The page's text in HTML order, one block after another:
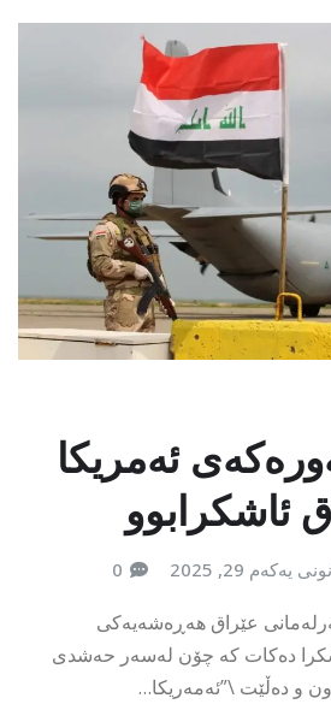
ئەمریکا
ئاشکرابوو
یەکەم 29, 2025 0
عێراق هەڕەشەیەکی
دەکات کە چۆن لەسەر حەشدی
و دەڵێت \”ئەمەریکا…